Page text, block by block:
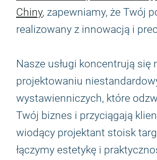
Chiny, zapewniamy, że Twój
realizowany z innowacją i
Nasze usługi koncentrują się
projektowaniu
wystawienniczych, które
Twój biznes i przyciągają
wiodący projektant stoisk
łączymy estetykę i